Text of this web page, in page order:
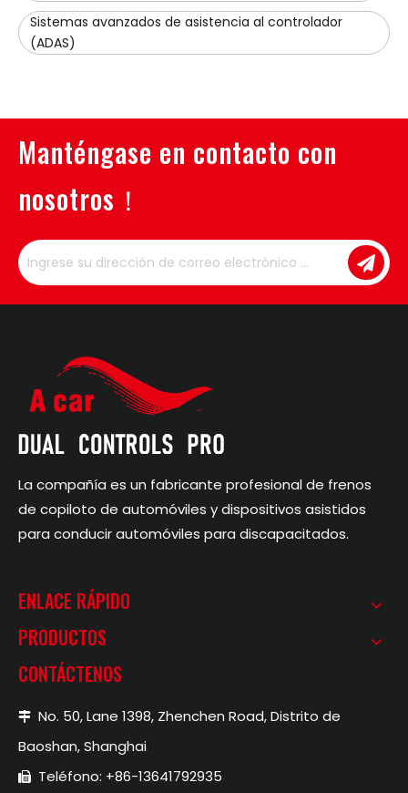
Sistemas avanzados de asistencia al controlador
(ADAS)
Manténgase en contacto con
nosotros！
La compañía es un fabricante profesional de frenos
de copiloto de automóviles y dispositivos asistidos
para conducir automóviles para discapacitados.
ENLACE RÁPIDO
PRODUCTOS
CONTÁCTENOS
 No. 50, Lane 1398, Zhenchen Road, Distrito de
Baoshan, Shanghai
 Teléfono: +86-13641792935